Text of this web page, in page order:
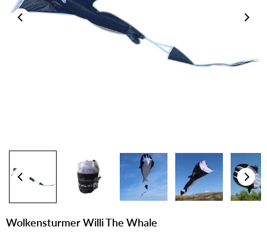
Wolkensturmer Willi The Whale